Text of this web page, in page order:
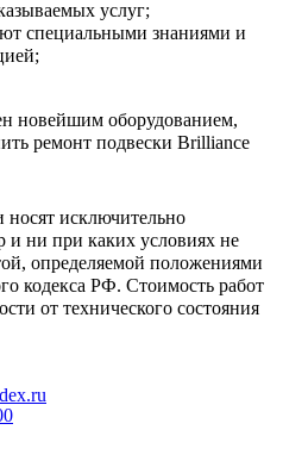
услуг;
специальными знаниями и
новейшим оборудованием,
ремонт подвески Brilliance
исключительно
и ни при каких условиях не
определяемой положениями
кодекса РФ. Стоимость работ
от технического состояния